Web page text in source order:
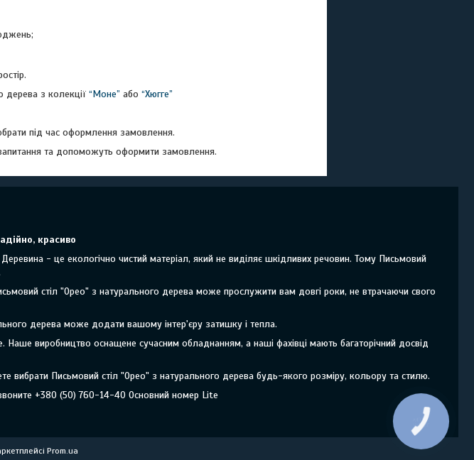
дерева з колекції “Моне” або “Хюгге”
під час оформлення замовлення.
та допоможуть оформити замовлення.
красиво
- це екологічно чистий матеріал, який не виділяє шкідливих речовин. Тому Письмовий
стіл "Орео" з натурального дерева може прослужити вам довгі роки, не втрачаючи свого
дерева може додати вашому інтер'єру затишку і тепла.
виробництво оснащене сучасним обладнанням, а наші фахівці мають багаторічний досвід
Письмовий стіл "Орео" з натурального дерева будь-якого розміру, кольору та стилю.
+380 (50) 760-14-40 Основний номер Lite
Prom.ua
КНОПКА
ЗВ'ЯЗКУ